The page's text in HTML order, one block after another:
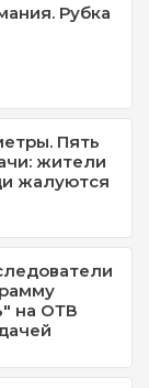
Рубка
Пять
жители
жалуются
на ОТВ